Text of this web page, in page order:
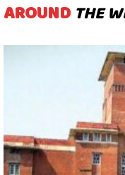
AROUND THE